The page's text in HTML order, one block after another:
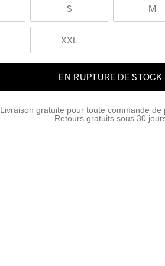
S M
XXL
EN RUPTURE DE STOCK
Livraison gratuite pour toute commande de
Retours gratuits sous 30